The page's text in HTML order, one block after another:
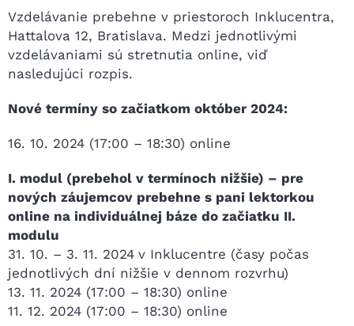
Vzdelávanie prebehne v priestoroch Inklucentra,
Hattalova 12, Bratislava. Medzi jednotlivými
vzdelávaniami sú stretnutia online, viď
nasledujúci rozpis.
Nové termíny so začiatkom október 2024:
16. 10. 2024 (17:00 – 18:30) online
I. modul (prebehol v termínoch nižšie) – pre
nových záujemcov prebehne s pani lektorkou
online na individuálnej báze do začiatku II.
modulu
31. 10. – 3. 11. 2024 v Inklucentre (časy počas
jednotlivých dní nižšie v dennom rozvrhu)
13. 11. 2024 (17:00 – 18:30) online
11. 12. 2024 (17:00 – 18:30) online